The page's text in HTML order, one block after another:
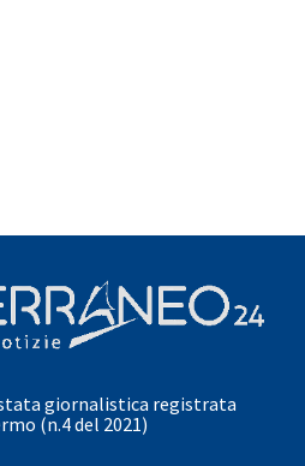
giornalistica registrata
(n.4 del 2021)